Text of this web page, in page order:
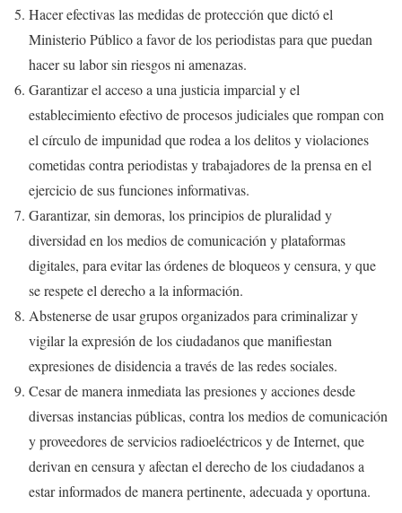
Hacer efectivas las medidas de protección que dictó el
Ministerio Público a favor de los periodistas para que puedan
hacer su labor sin riesgos ni amenazas.
Garantizar el acceso a una justicia imparcial y el
establecimiento efectivo de procesos judiciales que rompan con
el círculo de impunidad que rodea a los delitos y violaciones
cometidas contra periodistas y trabajadores de la prensa en el
ejercicio de sus funciones informativas.
Garantizar, sin demoras, los principios de pluralidad y
diversidad en los medios de comunicación y plataformas
digitales, para evitar las órdenes de bloqueos y censura, y que
se respete el derecho a la información.
Abstenerse de usar grupos organizados para criminalizar y
vigilar la expresión de los ciudadanos que manifiestan
expresiones de disidencia a través de las redes sociales.
Cesar de manera inmediata las presiones y acciones desde
diversas instancias públicas, contra los medios de comunicación
y proveedores de servicios radioeléctricos y de Internet, que
derivan en censura y afectan el derecho de los ciudadanos a
estar informados de manera pertinente, adecuada y oportuna.